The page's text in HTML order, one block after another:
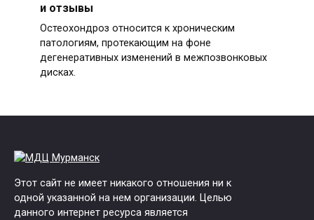
и отзывы
Остеохондроз относится к хроническим
патологиям, протекающим на фоне
дегенеративных изменений в межпозвонковых
дисках.
Этот сайт не имеет никакого отношения ни к
одной указанной на нем организации. Целью
данного интернет ресурса является